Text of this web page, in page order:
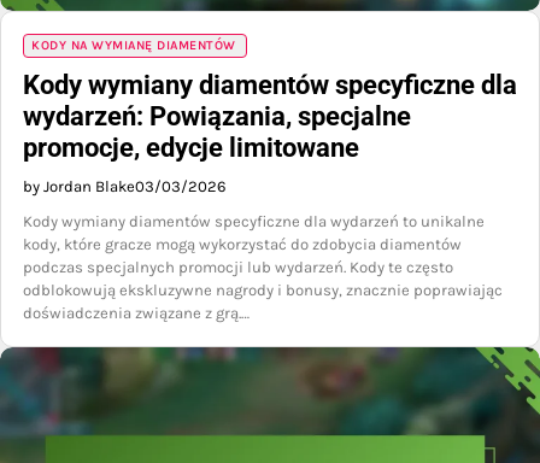
KODY NA WYMIANĘ DIAMENTÓW
Kody wymiany diamentów specyficzne dla
wydarzeń: Powiązania, specjalne
promocje, edycje limitowane
by Jordan Blake03/03/2026
Kody wymiany diamentów specyficzne dla wydarzeń to unikalne
kody, które gracze mogą wykorzystać do zdobycia diamentów
podczas specjalnych promocji lub wydarzeń. Kody te często
odblokowują ekskluzywne nagrody i bonusy, znacznie poprawiając
doświadczenia związane z grą.…